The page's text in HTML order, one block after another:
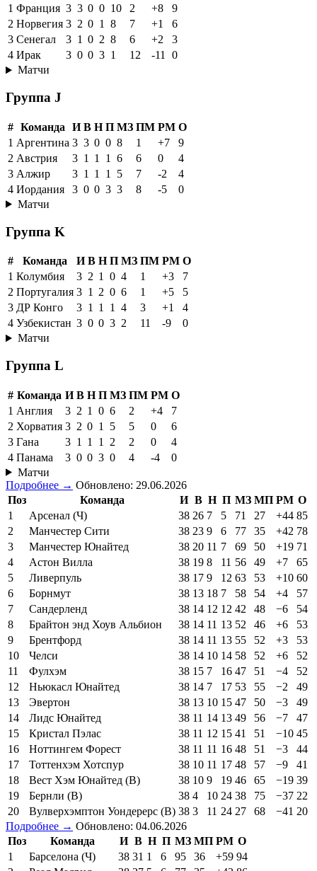
1 Франция 3 3 0 0 10 2 +8
9
2 Норвегия 3 2 0 1 8 7 +1
6
3 Сенегал 3 1 0 2 8 6 +2
3
4 Ирак 3 0 0 3 1 12 -11 0
Матчи
Группа J
# Команда И В Н П МЗ ПМ РМ О
1 Аргентина 3 3 0 0 8 1 +7
9
2 Австрия 3 1 1 1 6 6 0
4
3 Алжир 3 1 1 1 5 7 -2
4
4 Иордания 3 0 0 3 3 8 -5
0
Матчи
Группа K
# Команда И В Н П МЗ ПМ РМ О
1 Колумбия 3 2 1 0 4 1 +3
7
2 Португалия 3 1 2 0 6 1 +5
5
3 ДР Конго 3 1 1 1 4 3 +1
4
4 Узбекистан 3 0 0 3 2 11 -9
0
Матчи
Группа L
# Команда И В Н П МЗ ПМ РМ О
1 Англия 3 2 1 0 6 2 +4
7
2 Хорватия 3 2 0 1 5 5 0
6
3 Гана 3 1 1 1 2 2 0
4
4 Панама 3 0 0 3 0 4 -4
0
Матчи
Подробнее → Обновлено: 29.06.2026
Поз
Команда И В Н П МЗ МП РМ О
1
Арсенал (Ч) 38 26 7 5 71 27 +44 85
2
Манчестер Сити 38 23 9 6 77 35 +42 78
3
Манчестер Юнайтед 38 20 11 7 69 50 +19 71
4
Астон Вилла 38 19 8 11 56 49 +7
65
5
Ливерпуль 38 17 9 12 63 53 +10 60
6
Борнмут 38 13 18 7 58 54 +4
57
7
Сандерленд 38 14 12 12 42 48 −6
54
8
Брайтон энд Хоув Альбион 38 14 11 13 52 46 +6
53
9
Брентфорд 38 14 11 13 55 52 +3
53
10
Челси 38 14 10 14 58 52 +6
52
11
Фулхэм 38 15 7 16 47 51 −4
52
12
Ньюкасл Юнайтед 38 14 7 17 53 55 −2
49
13
Эвертон 38 13 10 15 47 50 −3
49
14
Лидс Юнайтед 38 11 14 13 49 56 −7
47
15
Кристал Пэлас 38 11 12 15 41 51 −10 45
16
Ноттингем Форест 38 11 11 16 48 51 −3
44
17
Тоттенхэм Хотспур 38 10 11 17 48 57 −9
41
18
Вест Хэм Юнайтед (В) 38 10 9 19 46 65 −19 39
19
Бернли (В) 38 4 10 24 38 75 −37 22
20
Вулверхэмптон Уондерерс (В) 38 3 11 24 27 68 −41 20
Подробнее → Обновлено: 04.06.2026
Поз
Команда И В Н П МЗ МП РМ О
1
Барселона (Ч) 38 31 1 6 95 36 +59 94